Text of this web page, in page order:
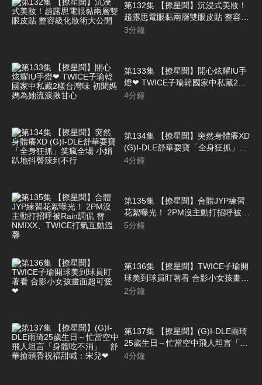
第132集 【撩星聞】沉浸式美妝！
趙露思電眼黏兩層雙眼皮貼 整容級
化妝術大公開
3分鐘
第133集 【撩星聞】開心炫耀IU手
燈❤ TWICE子瑜韓國家中私藏2樣
台灣味 初聞媽媽為她流淚揪甘心
4分鐘
第134集 【撩星聞】突然身體癢XD
(G)I-DLE舒華耍寶「全身狂抓」笑
瘋全場 小娟趴地抖臀辣到不行
4分鐘
第135集 【撩星聞】合體JYP練習
花絮曝光！ 2PM沒主動打招呼被
Rain調侃 替NMIXX、TWICE打氣
5分鐘
第136集 【撩星聞】TWICE子瑜開
球美到球員盯著看 合影小女孩畫面
超可愛❤
2分鐘
第137集 【撩星聞】(G)I-DLE雨琦
25歲生日～忙當空中飛人坦言「身
體吃不消」 舒華搶頭香祝福甜
4分鐘